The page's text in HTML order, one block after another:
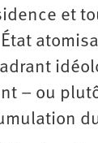
et
– ou